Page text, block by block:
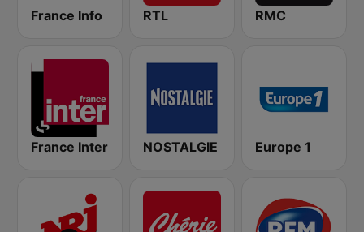
France Info RTL RMC
France Inter NOSTALGIE Europe 1